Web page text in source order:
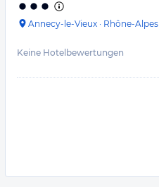
Annecy-le-Vieux · Rhône-Alpes
Keine Hotelbewertungen